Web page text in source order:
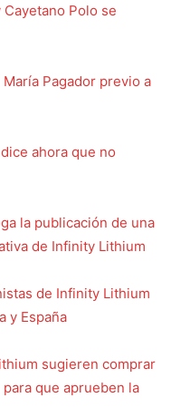
Polo se
Pagador previo a
ahora que no
la publicación de una
de Infinity Lithium
de Infinity Lithium
y España
sugieren comprar
que aprueben la